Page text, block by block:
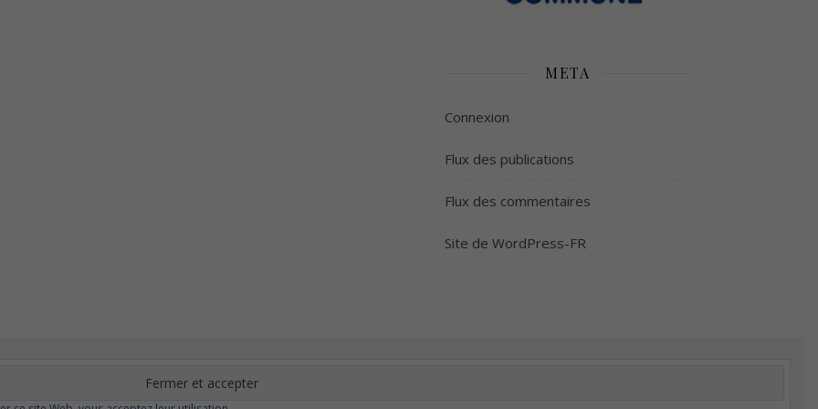
META
Connexion
Flux des publications
Flux des commentaires
Site de WordPress-FR
Meilleur odorat Meilleur goût